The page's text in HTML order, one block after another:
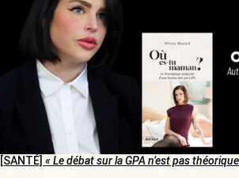
[SANTÉ] « Le débat sur la GPA n’est pas